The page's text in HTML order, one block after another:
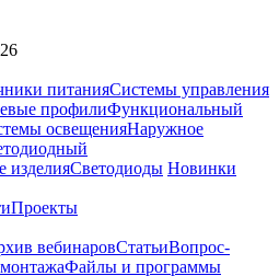
питанияСистемы управления
профилиФункциональный
освещенияНаружное
изделияСветодиоды Новинки
Проекты
вебинаровСтатьиВопрос-
Файлы и программы